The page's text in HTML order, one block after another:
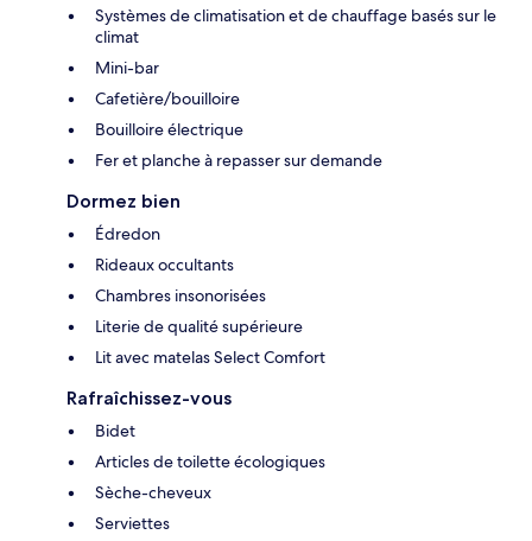
Systèmes de climatisation et de chauffage basés sur le
climat
Mini-bar
Cafetière/bouilloire
Bouilloire électrique
Fer et planche à repasser sur demande
Dormez bien
Édredon
Rideaux occultants
Chambres insonorisées
Literie de qualité supérieure
Lit avec matelas Select Comfort
Rafraîchissez-vous
Bidet
Articles de toilette écologiques
Sèche-cheveux
Serviettes